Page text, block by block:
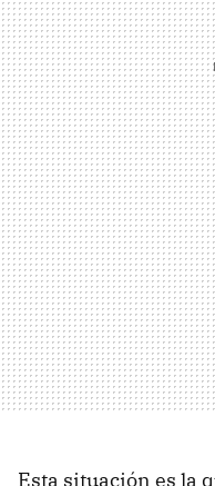
Esta situación es la